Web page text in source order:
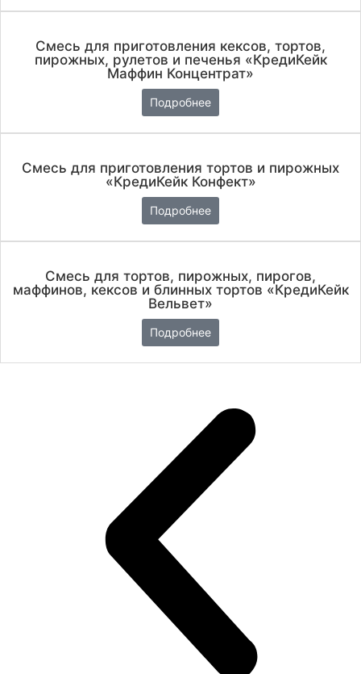
Смесь для приготовления кексов, тортов,
пирожных, рулетов и печенья «КредиКейк
Маффин Концентрат»
Подробнее
Смесь для приготовления тортов и пирожных
«КредиКейк Конфект»
Подробнее
Смесь для тортов, пирожных, пирогов,
маффинов, кексов и блинных тортов «КредиКейк
Вельвет»
Подробнее